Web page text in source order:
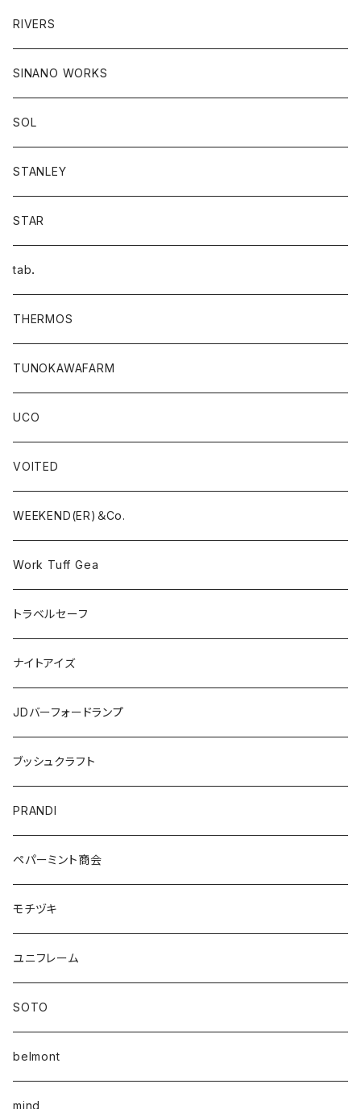
RIVERS
SINANO WORKS
SOL
STANLEY
STAR
tab．
THERMOS
TUNOKAWAFARM
UCO
VOITED
WEEKEND(ER)＆Co.
Work Tuff Gea
トラベルセーフ
ナイトアイズ
JDバーフォードランプ
ブッシュクラフト
PRANDI
ペパーミント商会
モチヅキ
ユニフレーム
SOTO
belmont
mind